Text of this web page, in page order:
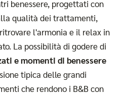
benessere, progettati con
qualità dei trattamenti,
l'armonia e il relax in
La possibilità di godere di
e momenti di benessere
tipica delle grandi
che rendono i B&B con